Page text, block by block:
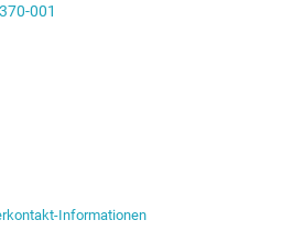
001
Informationen